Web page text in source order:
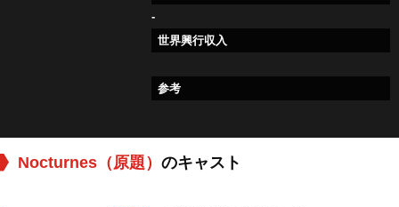
-
世界興行収入
参考
Nocturnes（原題） のキャスト